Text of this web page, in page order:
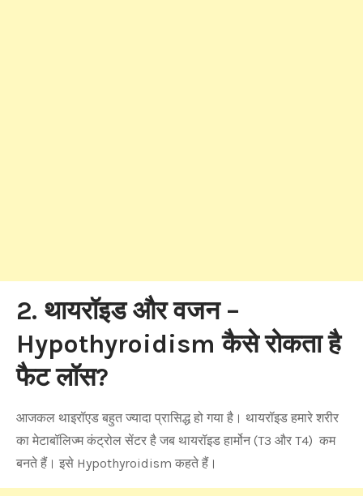
2. थायरॉइड और वजन –
Hypothyroidism कैसे रोकता है
फैट लॉस?
आजकल थाइरॉएड बहुत ज्यादा प्रासिद्ध हो गया है। थायरॉइड हमारे शरीर
का मेटाबॉलिज्म कंट्रोल सेंटर है जब थायरॉइड हार्मोन (T3 और T4) कम
बनते हैं। इसे Hypothyroidism कहते हैं।